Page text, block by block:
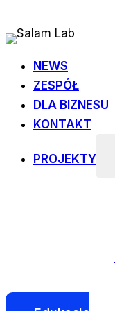
do
NEWS
ZESPÓŁ
DLA BIZNESU
KONTAKT
PROJEKTY